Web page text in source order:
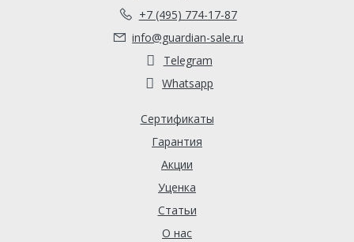
+7 (495) 774-17-87
info@guardian-sale.ru
Telegram
Whatsapp
Сертификаты
Гарантия
Акции
Уценка
Статьи
О нас